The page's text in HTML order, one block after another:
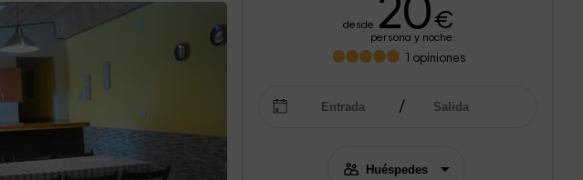
desde 20€
persona y noche
1 opiniones